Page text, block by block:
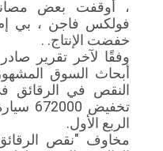
PRIVACY
POLICY
، أوقفت بعض
فولكس فاجن ، بي إم
خفضت الإنتاج. .
أبحاث السوق
النقص في الرقائق
تخفيض
الربع الأول.
مخاوف "نقص